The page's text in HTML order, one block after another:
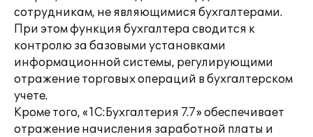
сотрудникам, не являющимися бухгалтерами.
При этом функция бухгалтера сводится к
контролю за базовыми установками
информационной системы, регулирующими
отражение торговых операций в бухгалтерском
учете.
Кроме того, «1С:Бухгалтерия 7.7» обеспечивает
отражение начисления заработной платы и